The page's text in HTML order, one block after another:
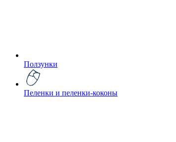
Ползунки
Пеленки и пеленки-коконы